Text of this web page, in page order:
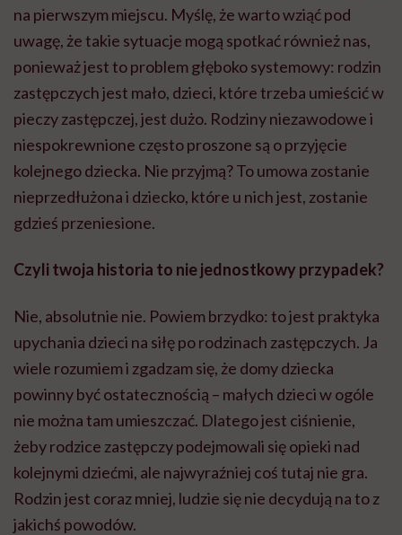
na pierwszym miejscu. Myślę, że warto wziąć pod
uwagę, że takie sytuacje mogą spotkać również nas,
ponieważ jest to problem głęboko systemowy: rodzin
zastępczych jest mało, dzieci, które trzeba umieścić w
pieczy zastępczej, jest dużo. Rodziny niezawodowe i
niespokrewnione często proszone są o przyjęcie
kolejnego dziecka. Nie przyjmą? To umowa zostanie
nieprzedłużona i dziecko, które u nich jest, zostanie
gdzieś przeniesione.
Czyli twoja historia to nie jednostkowy przypadek?
Nie, absolutnie nie. Powiem brzydko: to jest praktyka
upychania dzieci na siłę po rodzinach zastępczych. Ja
wiele rozumiem i zgadzam się, że domy dziecka
powinny być ostatecznością – małych dzieci w ogóle
nie można tam umieszczać. Dlatego jest ciśnienie,
żeby rodzice zastępczy podejmowali się opieki nad
kolejnymi dziećmi, ale najwyraźniej coś tutaj nie gra.
Rodzin jest coraz mniej, ludzie się nie decydują na to z
jakichś powodów.